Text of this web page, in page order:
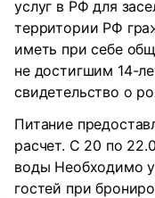
услуг в РФ для
территории РФ
иметь при себе
не достигшим 14-
свидетельство о
Питание
расчет. С 20 по
воды Необходимо
гостей при